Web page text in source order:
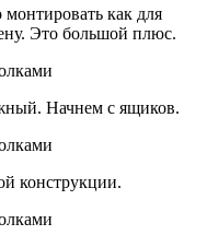
как для
Это большой плюс.
Начнем с ящиков.
конструкции.